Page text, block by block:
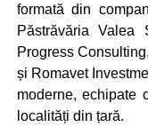
formată din
Păstrăvăria Valea
Progress
și Romavet
moderne, echipate
localități din țară.